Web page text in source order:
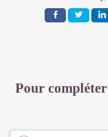
X
P
Pour